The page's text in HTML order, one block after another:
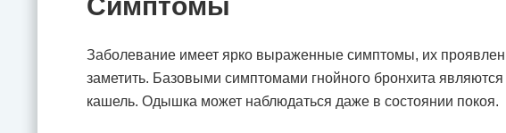
Заболевание имеет ярко выраженные симптомы, их
заметить. Базовыми симптомами гнойного бронхита
кашель. Одышка может наблюдаться даже в состоянии покоя.